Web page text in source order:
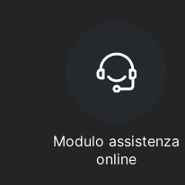
Modulo assistenza
online